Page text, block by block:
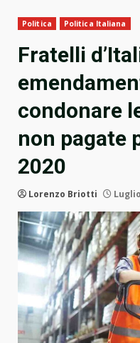
Politica Politica Italiana
Fratelli
condonare
non pagate
2020
Lorenzo Briotti